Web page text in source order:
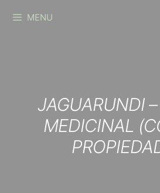
MENU
JAGUARUNDI
MEDICINAL